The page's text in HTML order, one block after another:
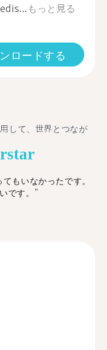
もっと見る
ロードする
して、世界とつなが
star
もいなかったです。
です。"